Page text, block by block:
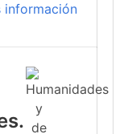
información